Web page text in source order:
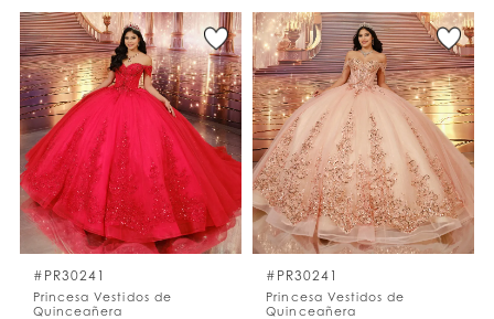
LISTA DE DESEOS
#PR30241
Princesa Vestidos de
Quinceañera
#PR30241
Princesa Vestidos de
Quinceañera